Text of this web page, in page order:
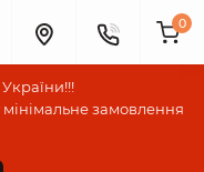
замовлення
0